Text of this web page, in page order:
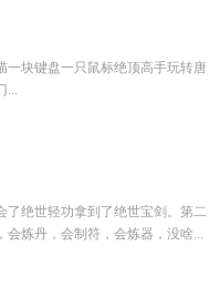
一块键盘一只鼠标绝顶高手玩转唐
...
了绝世轻功拿到了绝世宝剑。第二
会炼丹，会制符，会炼器，没啥...